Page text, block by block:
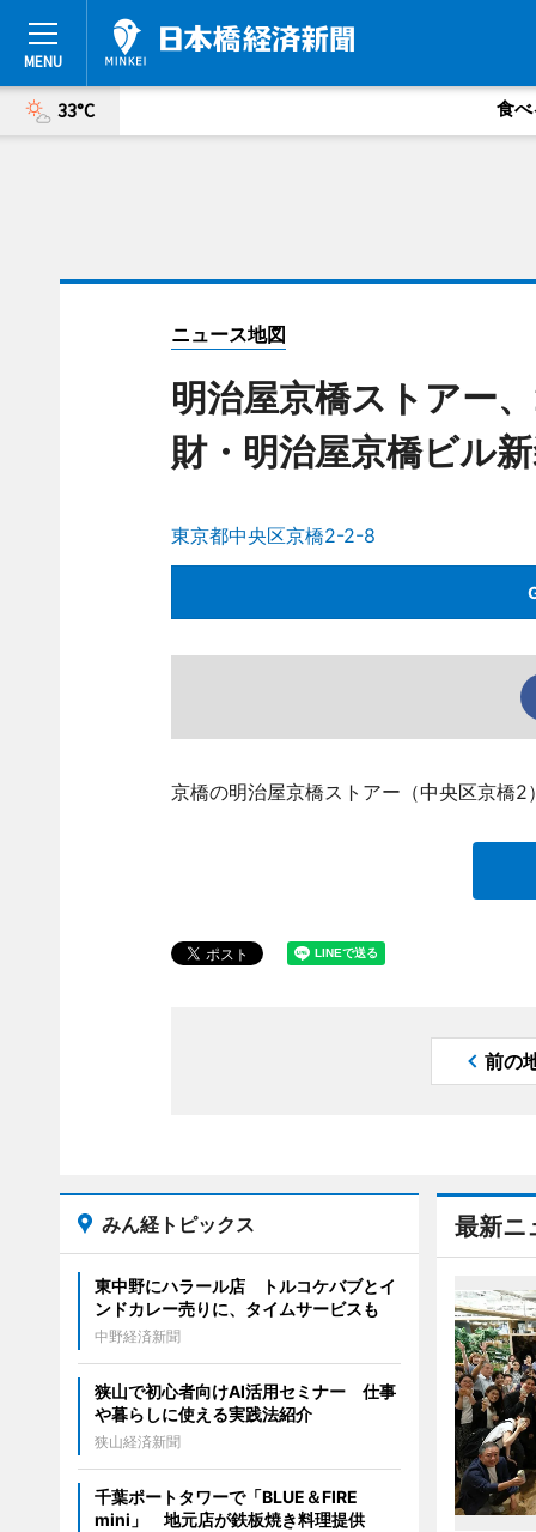
33°C 食べ
ニュース地図
明治屋京橋ストアー
財・明治屋京橋ビル
東京都中央区京橋2-2-8
京橋の明治屋京橋ストアー（中央区京橋
前の
最新ニ
みん経トピックス
東中野にハラール店 トルコケバブとイ
ンドカレー売りに、タイムサービスも
中野経済新聞
狭山で初心者向けAI活用セミナー 仕事
や暮らしに使える実践法紹介
狭山経済新聞
千葉ポートタワーで「BLUE＆FIRE
mini」 地元店が鉄板焼き料理提供